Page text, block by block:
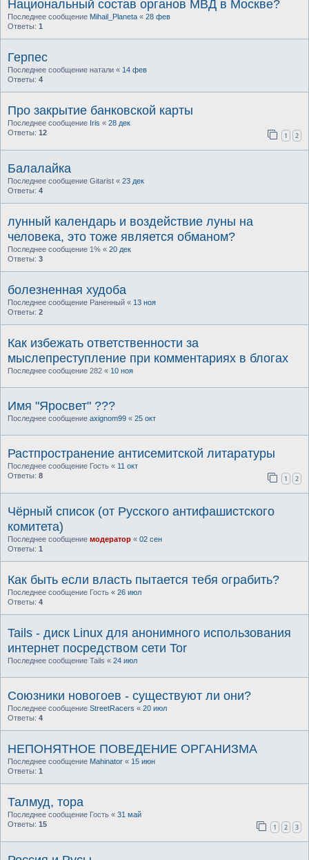
Национальный состав органов МВД в Москве?
Последнее сообщение Mihail_Planeta « 28 фев
Ответы: 1
Герпес
Последнее сообщение натали « 14 фев
Ответы: 4
Про закрытие банковской карты
Последнее сообщение Iris « 28 дек
Ответы: 12 1 2
Балалайка
Последнее сообщение Gitarist « 23 дек
Ответы: 4
лунный календарь и воздействие луны на
человека, это тоже является обманом?
Последнее сообщение 1% « 20 дек
Ответы: 3
болезненная худоба
Последнее сообщение Раненный « 13 ноя
Ответы: 2
Как избежать ответственности за
мыслепреступление при комментариях в блогах
Последнее сообщение 282 « 10 ноя
Имя "Яросвет" ???
Последнее сообщение axignom99 « 25 окт
Растпространение антисемитской литаратуры
Последнее сообщение Гость « 11 окт
Ответы: 8 1 2
Чёрный список (от Русского антифашистского
комитета)
Последнее сообщение модератор « 02 сен
Ответы: 1
Как быть если власть пытается тебя ограбить?
Последнее сообщение Гость « 26 июл
Ответы: 4
Tails - диск Linux для анонимного использования
интернет посредством сети Tor
Последнее сообщение Tails « 24 июл
Союзники новогоев - существуют ли они?
Последнее сообщение StreetRacers « 20 июл
Ответы: 4
НЕПОНЯТНОЕ ПОВЕДЕНИЕ ОРГАНИЗМА
Последнее сообщение Mahinator « 15 июн
Ответы: 1
Талмуд, тора
Последнее сообщение Гость « 31 май
Ответы: 15 1 2 3